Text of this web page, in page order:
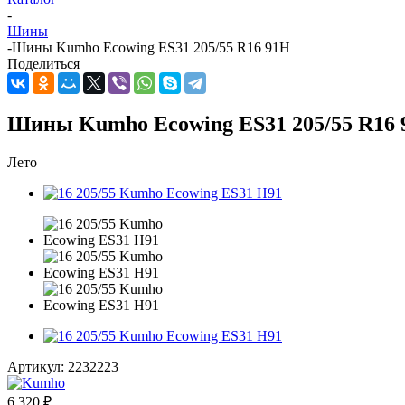
-
Шины
-Шины Kumho Ecowing ES31 205/55 R16 91H
Поделиться
Шины Kumho Ecowing ES31 205/55 R16
Лето
Артикул: 2232223
6 320 ₽